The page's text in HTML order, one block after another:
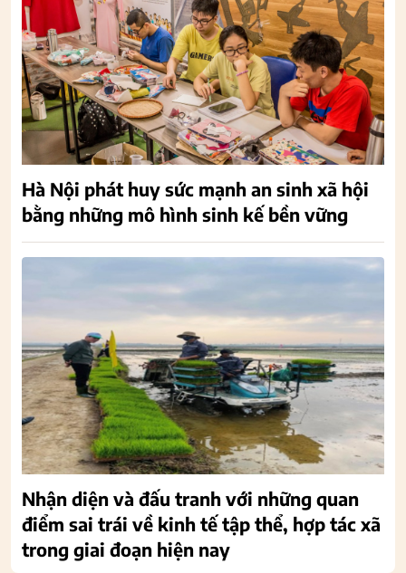
Hà Nội phát huy sức mạnh an sinh xã hội
bằng những mô hình sinh kế bền vững
Nhận diện và đấu tranh với những quan
điểm sai trái về kinh tế tập thể, hợp tác xã
trong giai đoạn hiện nay